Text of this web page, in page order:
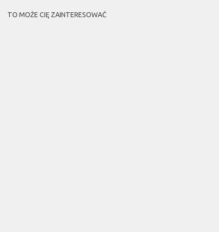
TO MOŻE CIĘ ZAINTERESOWAĆ